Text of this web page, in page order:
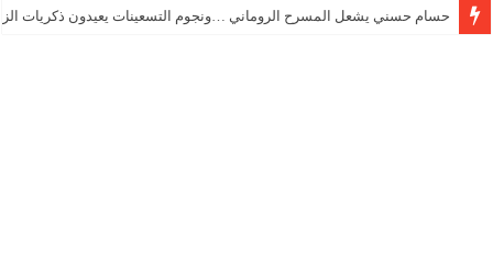
حسام حسني يشعل المسرح الروماني …ونجوم التسعينات يعيدون ذكريات